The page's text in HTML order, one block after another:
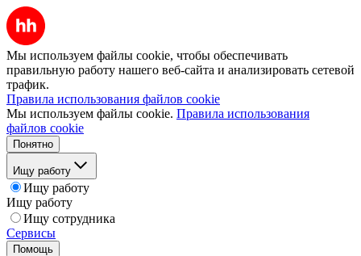
Мы используем файлы cookie, чтобы обеспечивать
правильную работу нашего веб-сайта и анализировать сетевой
трафик.
Правила использования файлов cookie
Мы используем файлы cookie. Правила использования
файлов cookie
Понятно
Ищу работу
Ищу работу
Ищу работу
Ищу сотрудника
Сервисы
Помощь